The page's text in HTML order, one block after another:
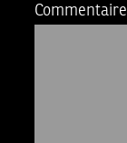
Commentaire